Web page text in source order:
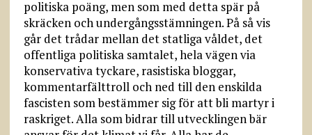
politiska poäng, men som med detta spär på
skräcken och undergångsstämningen. På så vis
går det trådar mellan det statliga våldet, det
offentliga politiska samtalet, hela vägen via
konservativa tyckare, rasistiska bloggar,
kommentarfälttroll och ned till den enskilda
fascisten som bestämmer sig för att bli martyr i
raskriget. Alla som bidrar till utvecklingen bär